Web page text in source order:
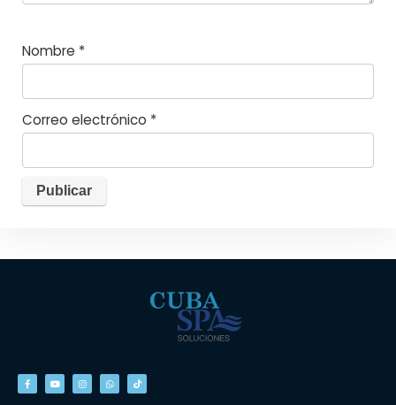
Nombre *
Correo electrónico *